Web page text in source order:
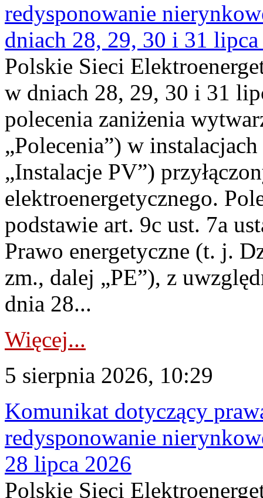
redysponowanie
dniach 28, 29, 30 i 31
Polskie Sieci
w dniach 28, 29, 30 i 31
polecenia zaniżenia
„Polecenia”) w
„Instalacje PV”)
elektroenergetycznego.
podstawie art. 9c ust. 7a
Prawo energetyczne (t. j.
zm., dalej „PE”), z
dnia 28...
Więcej...
5 sierpnia 2026, 10:29
Komunikat dotyczący
redysponowanie
28 lipca 2026
Polskie Sieci